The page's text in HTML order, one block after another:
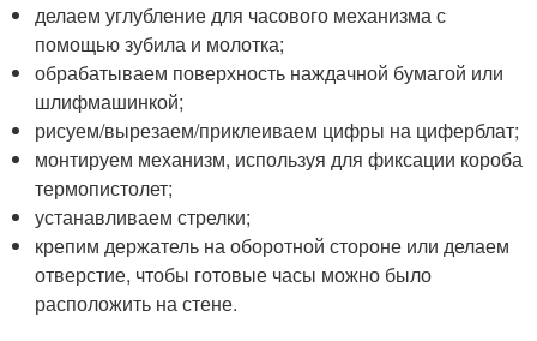
делаем углубление для часового механизма с
помощью зубила и молотка;
обрабатываем поверхность наждачной бумагой или
шлифмашинкой;
рисуем/вырезаем/приклеиваем цифры на циферблат;
монтируем механизм, используя для фиксации короба
термопистолет;
устанавливаем стрелки;
крепим держатель на оборотной стороне или делаем
отверстие, чтобы готовые часы можно было
расположить на стене.